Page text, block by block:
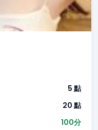
5 點
20 點
100分